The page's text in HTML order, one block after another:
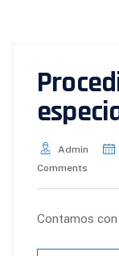
Admin
Comments
Contamos